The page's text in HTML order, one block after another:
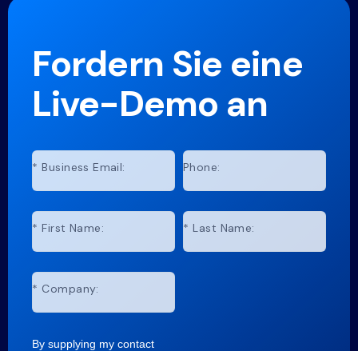
Fordern Sie eine
Live-Demo an
* Business Email: Phone:
* First Name: * Last Name:
* Company:
By supplying my contact